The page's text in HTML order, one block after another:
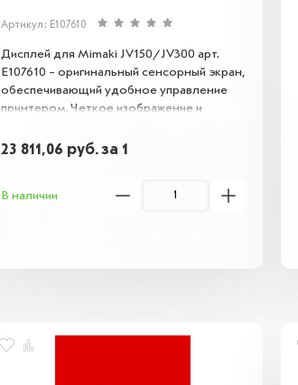
Артикул: E107610
Дисплей для Mimaki JV150/JV300 арт.
E107610 – оригинальный сенсорный экран,
обеспечивающий удобное управление
принтером. Четкое изображение и
печати, гарантируя бесперебойную
23 811,06 руб.за 1
В наличии